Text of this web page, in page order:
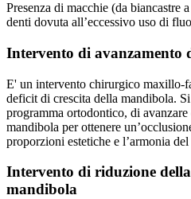
Presenza di macchie (da biancastre
denti dovuta all’eccessivo uso di
Intervento di avanzamento
E' un intervento chirurgico maxillo-
deficit di crescita della mandibola.
programma ortodontico, di
mandibola per ottenere
proporzioni estetiche e l’armonia
Intervento di riduzione
mandibola